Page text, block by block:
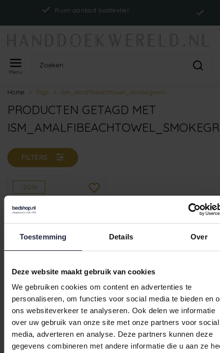
Toestemming Details Over
Deze website maakt gebruik van cookies
We gebruiken cookies om content en advertenties te
personaliseren, om functies voor social media te bieden en
ons websiteverkeer te analyseren. Ook delen we informatie
over uw gebruik van onze site met onze partners voor social
media, adverteren en analyse. Deze partners kunnen deze
gegevens combineren met andere informatie die u aan ze
Ruim aanbod badtextiel
Menu
Home Tags ism_amalfibeachtowel_smokegreen
PRODUCTEN GETAGD MET
FILTERS
-20%
Vandyck Amalfi Beach
Towel smokegreen
90x180
€39,95 €49,95